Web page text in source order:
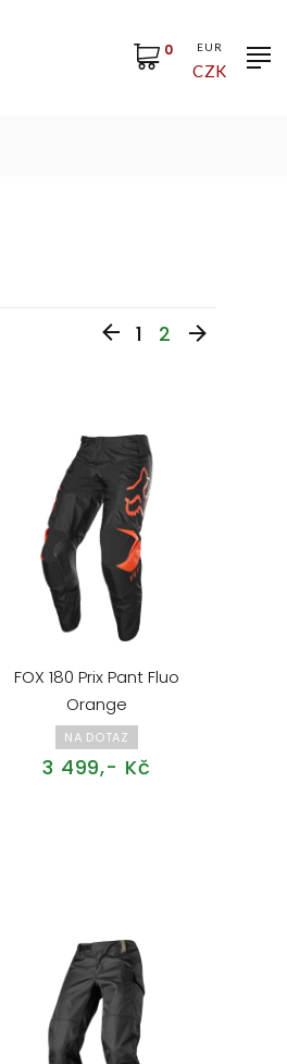
0 EUR
CZK
1 2
FOX 180 Prix Pant Fluo
Orange
NA DOTAZ
3 499,- Kč